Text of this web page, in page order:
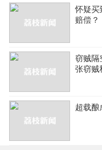
怀疑买
赔偿？
窃贼隔
张窃贼
超载酿